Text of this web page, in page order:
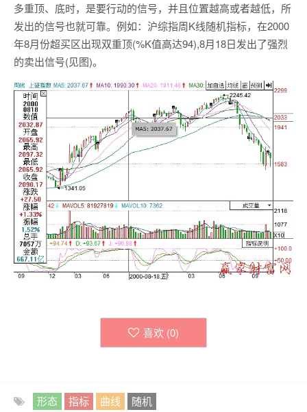
多重顶、底时，是要行动的信号，并且位置越高或者越低，所
发出的信号也就可靠。例如：沪综指周K线随机指标，在2000
年8月份超买区出现双重顶(%K值高达94),8月18日发出了强烈
的卖出信号(见图)。
喜欢 (0)
形态 指标 曲线 随机